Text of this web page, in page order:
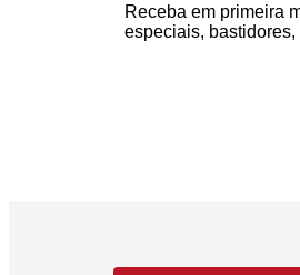
Receba em primeira
especiais,